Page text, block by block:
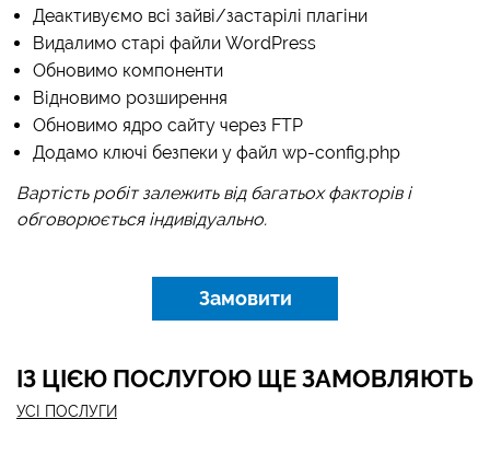
Деактивуємо всі зайві/застарілі плагіни
Видалимо старі файли WordPress
Обновимо компоненти
Відновимо розширення
Обновимо ядро ​​сайту через FTP
Додамо ключі безпеки у файл wp-config.php
Вартість робіт залежить від багатьох факторів і
обговорюється індивідуально.
Замовити
ІЗ ЦІЄЮ ПОСЛУГОЮ ЩЕ ЗАМОВЛЯЮТЬ
УСІ ПОСЛУГИ